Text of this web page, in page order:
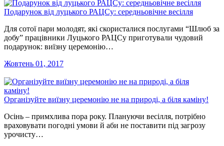
Подарунок від луцького РАЦСу: середньовічне весілля
Для сотої пари молодят, які скористалися послугами “Шлюб за
добу” працівники Луцького РАЦСу приготували чудовий
подарунок: виїзну церемонію…
Жовтень 01, 2017
Організуйте виїзну церемонію не на природі, а біля каміну!
Осінь – примхлива пора року. Плануючи весілля, потрібно
враховувати погодні умови й аби не поставити під загрозу
урочисту…